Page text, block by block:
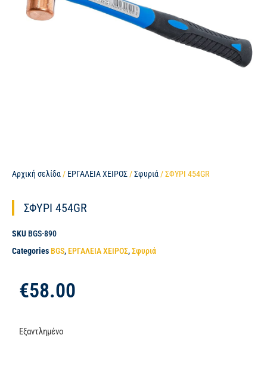
Αρχική σελίδα / ΕΡΓΑΛΕΙΑ ΧΕΙΡΟΣ /Σφυριά / ΣΦΥΡΙ 454GR
ΣΦΥΡΙ 454GR
SKU BGS-890
Categories BGS, ΕΡΓΑΛΕΙΑ ΧΕΙΡΟΣ,Σφυριά
€58.00
Εξαντλημένο